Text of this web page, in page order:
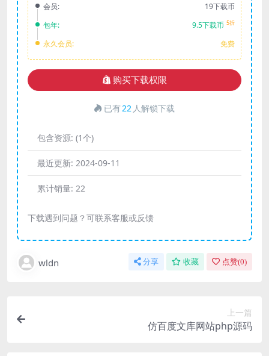
会员:
19下载币
包年:
9.5下载币 5折
永久会员: 免费
购买下载权限
已有22 人解锁下载
包含资源: (1个)
最近更新: 2024-09-11
累计销量: 22
下载遇到问题？可联系客服或反馈
wldn 分享 收藏 点赞(0)
上一篇
仿百度文库网站php源码